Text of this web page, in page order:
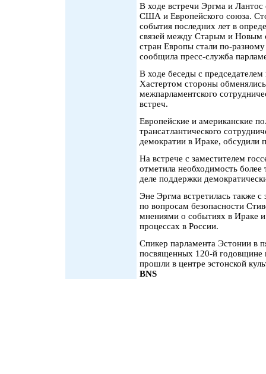
В ходе встречи Эргма и
США и Европейского cоюза.
события последних лет в
связей между Старым и Новым
стран Европы стали по-
сообщила пресс-служба
В ходе беседы с
Хастертом стороны
межпарламентского
встреч.
Европейские и американские
трансатлантического
демократии в Ираке, обсудили
На встрече с заместителем
отметила необходимость
деле поддержки
Эне Эргма встретилась также
по вопросам безопасности
мнениями о событиях в Ираке
процессах в России.
Спикер парламента Эстонии в
посвященных 120-й годовщине
прошли в центре эстонской
BNS